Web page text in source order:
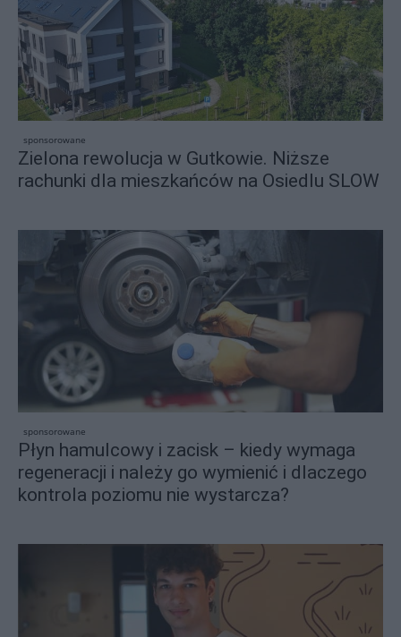
sponsorowane
Zielona rewolucja w Gutkowie. Niższe
rachunki dla mieszkańców na Osiedlu SLOW
sponsorowane
Płyn hamulcowy i zacisk – kiedy wymaga
regeneracji i należy go wymienić i dlaczego
kontrola poziomu nie wystarcza?